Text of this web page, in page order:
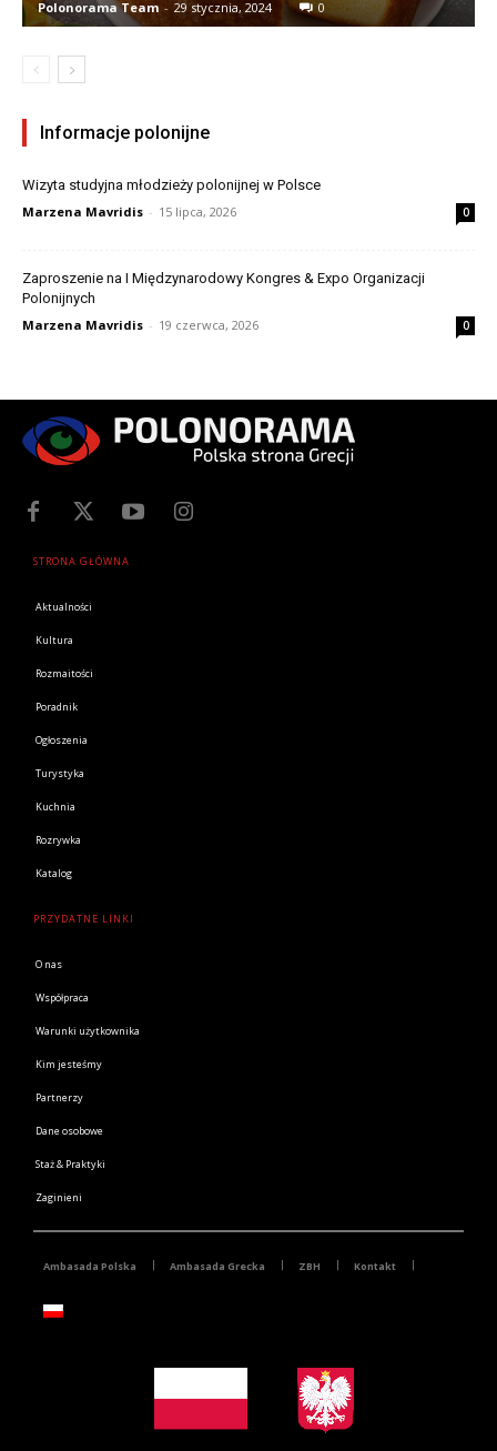
Polonorama Team - 29 stycznia, 2024 0
Informacje polonijne
Wizyta studyjna młodzieży polonijnej w Polsce
Marzena Mavridis - 15 lipca, 2026 0
Zaproszenie na I Międzynarodowy Kongres & Expo Organizacji
Polonijnych
Marzena Mavridis - 19 czerwca, 2026 0
STRONA GŁÓWNA
Aktualności
Kultura
Rozmaitości
Poradnik
Ogłoszenia
Turystyka
Kuchnia
Rozrywka
Katalog
PRZYDATNE LINKI
O nas
Współpraca
Warunki użytkownika
Kim jesteśmy
Partnerzy
Dane osobowe
Staż & Praktyki
Zaginieni
Ambasada Polska Ambasada Grecka ZBH Kontakt